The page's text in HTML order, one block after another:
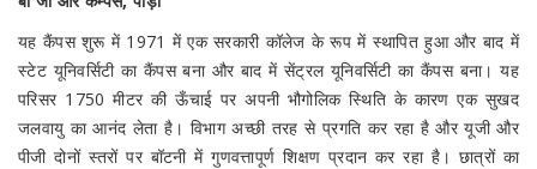
यह कैंपस शुरू में 1971 में एक सरकारी कॉलेज के रूप में स्थापित हुआ और बाद में
स्टेट यूनिवर्सिटी का कैंपस बना और बाद में सेंट्रल यूनिवर्सिटी का कैंपस बना। यह
परिसर 1750 मीटर की ऊँचाई पर अपनी भौगोलिक स्थिति के कारण एक सुखद
जलवायु का आनंद लेता है। विभाग अच्छी तरह से प्रगति कर रहा है और यूजी और
पीजी दोनों स्तरों पर बॉटनी में गुणवत्तापूर्ण शिक्षण प्रदान कर रहा है। छात्रों का